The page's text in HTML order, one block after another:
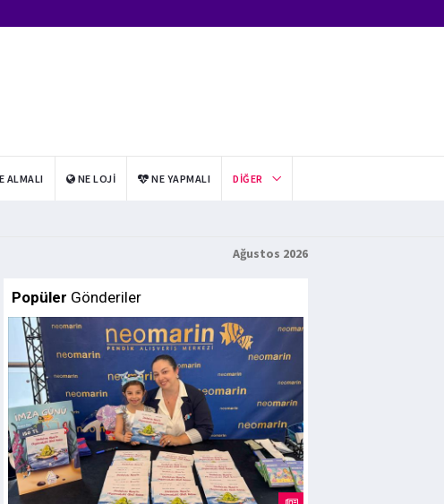
ALMALI NE LOJI NE YAPMALI DIĞER
Ağustos 2026
Popüler Gönderiler